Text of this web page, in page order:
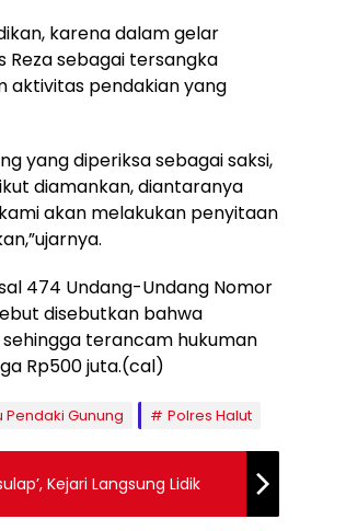
karena dalam gelar
Reza sebagai tersangka
aktivitas pendakian yang
yang diperiksa sebagai saksi,
diamankan, diantaranya
akan melakukan penyitaan
474 Undang-Undang Nomor
disebutkan bahwa
terancam hukuman
Rp500 juta.(cal)
Pendaki Gunung Polres Halut
Kejari Langsung Lidik